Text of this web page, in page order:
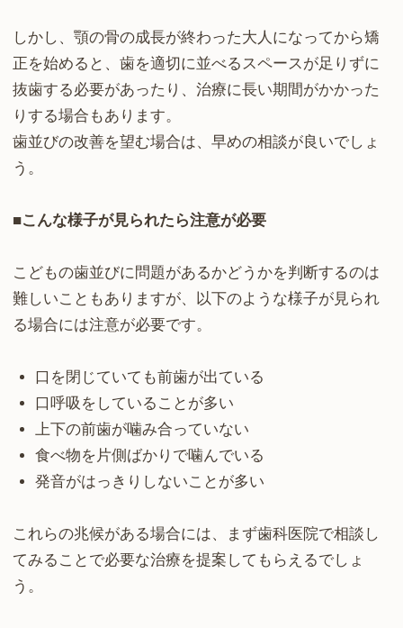
しかし、顎の骨の成長が終わった大人になってから矯
正を始めると、歯を適切に並べるスペースが足りずに
抜歯する必要があったり、治療に長い期間がかかった
りする場合もあります。
歯並びの改善を望む場合は、早めの相談が良いでしょ
う。
■こんな様子が見られたら注意が必要
こどもの歯並びに問題があるかどうかを判断するのは
難しいこともありますが、以下のような様子が見られ
る場合には注意が必要です。
口を閉じていても前歯が出ている
口呼吸をしていることが多い
上下の前歯が噛み合っていない
食べ物を片側ばかりで噛んでいる
発音がはっきりしないことが多い
これらの兆候がある場合には、まず歯科医院で相談し
てみることで必要な治療を提案してもらえるでしょ
う。